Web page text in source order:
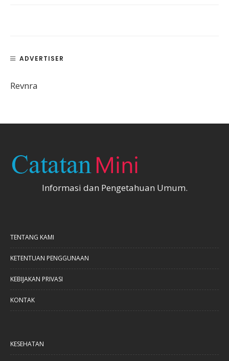
ADVERTISER
Revnra
Informasi dan Pengetahuan Umum.
TENTANG KAMI
KETENTUAN PENGGUNAAN
KEBIJAKAN PRIVASI
KONTAK
KESEHATAN